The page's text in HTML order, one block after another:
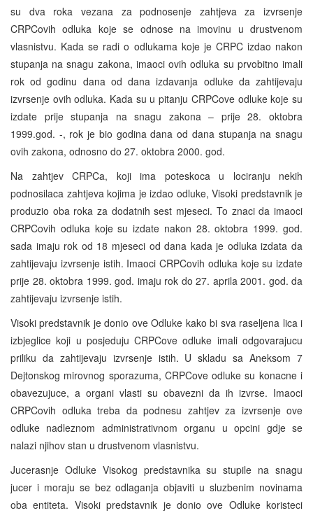
su dva roka vezana za podnosenje zahtjeva za izvrsenje
CRPCovih odluka koje se odnose na imovinu u drustvenom
vlasnistvu. Kada se radi o odlukama koje je CRPC izdao nakon
stupanja na snagu zakona, imaoci ovih odluka su prvobitno imali
rok od godinu dana od dana izdavanja odluke da zahtijevaju
izvrsenje ovih odluka. Kada su u pitanju CRPCove odluke koje su
izdate prije stupanja na snagu zakona – prije 28. oktobra
1999.god. -, rok je bio godina dana od dana stupanja na snagu
ovih zakona, odnosno do 27. oktobra 2000. god.
Na zahtjev CRPCa, koji ima poteskoca u lociranju nekih
podnosilaca zahtjeva kojima je izdao odluke, Visoki predstavnik je
produzio oba roka za dodatnih sest mjeseci. To znaci da imaoci
CRPCovih odluka koje su izdate nakon 28. oktobra 1999. god.
sada imaju rok od 18 mjeseci od dana kada je odluka izdata da
zahtijevaju izvrsenje istih. Imaoci CRPCovih odluka koje su izdate
prije 28. oktobra 1999. god. imaju rok do 27. aprila 2001. god. da
zahtijevaju izvrsenje istih.
Visoki predstavnik je donio ove Odluke kako bi sva raseljena lica i
izbjeglice koji u posjeduju CRPCove odluke imali odgovarajucu
priliku da zahtijevaju izvrsenje istih. U skladu sa Aneksom 7
Dejtonskog mirovnog sporazuma, CRPCove odluke su konacne i
obavezujuce, a organi vlasti su obavezni da ih izvrse. Imaoci
CRPCovih odluka treba da podnesu zahtjev za izvrsenje ove
odluke nadleznom administrativnom organu u opcini gdje se
nalazi njihov stan u drustvenom vlasnistvu.
Jucerasnje Odluke Visokog predstavnika su stupile na snagu
jucer i moraju se bez odlaganja objaviti u sluzbenim novinama
oba entiteta. Visoki predstavnik je donio ove Odluke koristeci